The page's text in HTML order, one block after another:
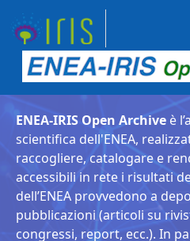
ENEA-IRIS Open Archive è
scientifica dell'ENEA,
raccogliere, catalogare e
accessibili in rete i risultati
dell’ENEA provvedono a
pubblicazioni (articoli su
congressi, report, ecc.). In